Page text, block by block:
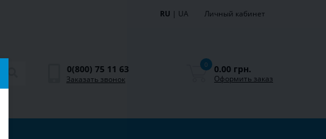
RU | UA Личный кабинет
0(800) 75 11 63
Заказать звонок
0 0.00 грн.
Оформить заказ